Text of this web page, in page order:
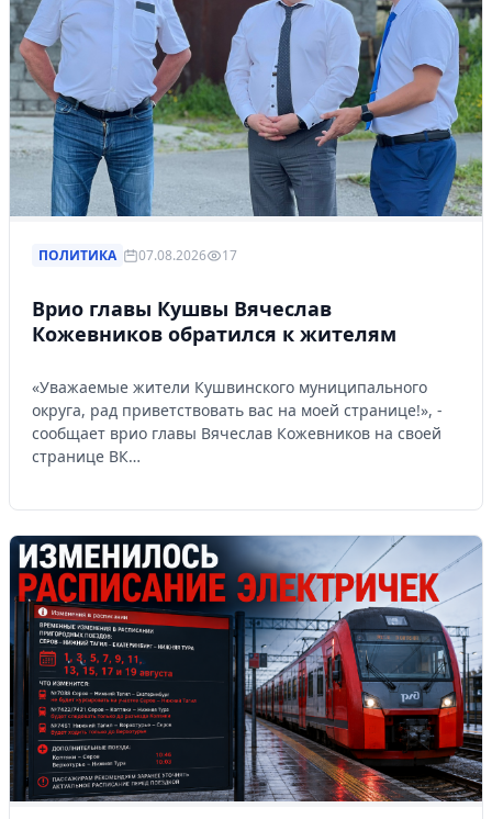
ПОЛИТИКА 07.08.2026 17
Врио главы Кушвы Вячеслав
Кожевников обратился к жителям
«Уважаемые жители Кушвинского муниципального
округа, рад приветствовать вас на моей странице!», -
сообщает врио главы Вячеслав Кожевников на своей
странице ВК…